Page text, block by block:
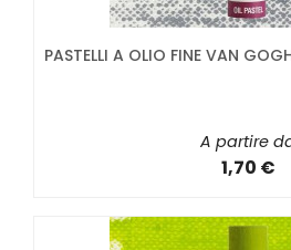
PASTELLI A OLIO FINE VAN
A partire
1,70 €